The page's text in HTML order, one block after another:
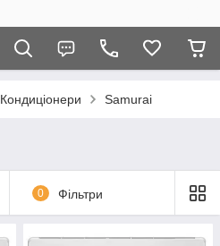
Кондиціонери Samurai
0 Фільтри